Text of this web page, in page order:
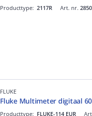
Art. nr.
Producttype: 2117R
FLUKE
Fluke Multimeter digitaal
Producttype: FLUKE-114 EUR